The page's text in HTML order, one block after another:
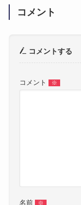
コメント
コメントする
コメント ※
名前 ※